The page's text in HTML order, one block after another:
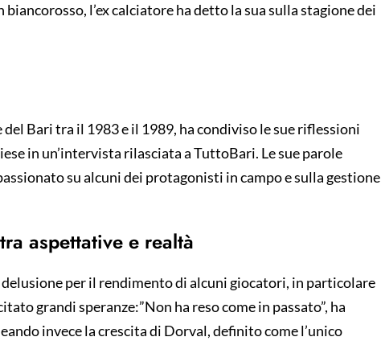
l’ex calciatore ha detto la sua sulla stagione dei
Bari tra il 1983 e il 1989, ha condiviso le sue riflessioni
in un’intervista rilasciata a TuttoBari. Le sue parole
su alcuni dei protagonisti in campo e sulla gestione
aspettative e realtà
delusione per il rendimento di alcuni giocatori, in particolare
grandi speranze:”Non ha reso come in passato”, ha
invece la crescita di Dorval, definito come l’unico